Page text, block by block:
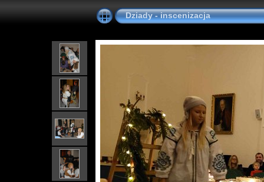
Dziady - inscenizacja